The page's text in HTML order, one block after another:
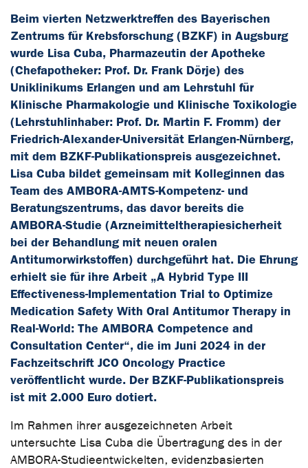
Beim vierten Netzwerktreffen des Bayerischen
Zentrums für Krebsforschung (BZKF) in Augsburg
wurde Lisa Cuba, Pharmazeutin der Apotheke
(Chefapotheker: Prof. Dr. Frank Dörje) des
Uniklinikums Erlangen und am Lehrstuhl für
Klinische Pharmakologie und Klinische Toxikologie
(Lehrstuhlinhaber: Prof. Dr. Martin F. Fromm) der
Friedrich-Alexander-Universität Erlangen-Nürnberg,
mit dem BZKF-Publikationspreis ausgezeichnet.
Lisa Cuba bildet gemeinsam mit Kolleginnen das
Team des AMBORA-AMTS-Kompetenz- und
Beratungszentrums, das davor bereits die
AMBORA-Studie (Arzneimitteltherapiesicherheit
bei der Behandlung mit neuen oralen
Antitumorwirkstoffen) durchgeführt hat. Die Ehrung
erhielt sie für ihre Arbeit „A Hybrid Type III
Effectiveness-Implementation Trial to Optimize
Medication Safety With Oral Antitumor Therapy in
Real-World: The AMBORA Competence and
Consultation Center“, die im Juni 2024 in der
Fachzeitschrift JCO Oncology Practice
veröffentlicht wurde. Der BZKF-Publikationspreis
ist mit 2.000 Euro dotiert.
Im Rahmen ihrer ausgezeichneten Arbeit
untersuchte Lisa Cuba die Übertragung des in der
AMBORA-Studieentwickelten, evidenzbasierten